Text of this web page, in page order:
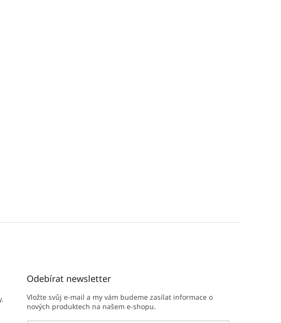
Odebírat newsletter
Vložte svůj e-mail a my vám budeme zasílat informace o
nových produktech na našem e-shopu.